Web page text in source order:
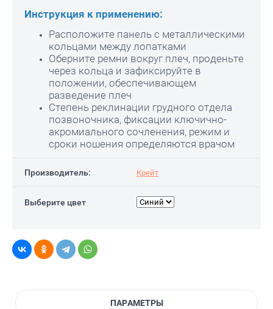
Инструкция к применению:
Расположите панель с металлическими
кольцами между лопатками
Оберните ремни вокруг плеч, проденьте
через кольца и зафиксируйте в
положении, обеспечивающем
разведение плеч
Степень реклинации грудного отдела
позвоночника, фиксации ключично-
акромиального сочленения, режим и
сроки ношения определяются врачом
Производитель: Крейт
Выберите цвет
ПАРАМЕТРЫ